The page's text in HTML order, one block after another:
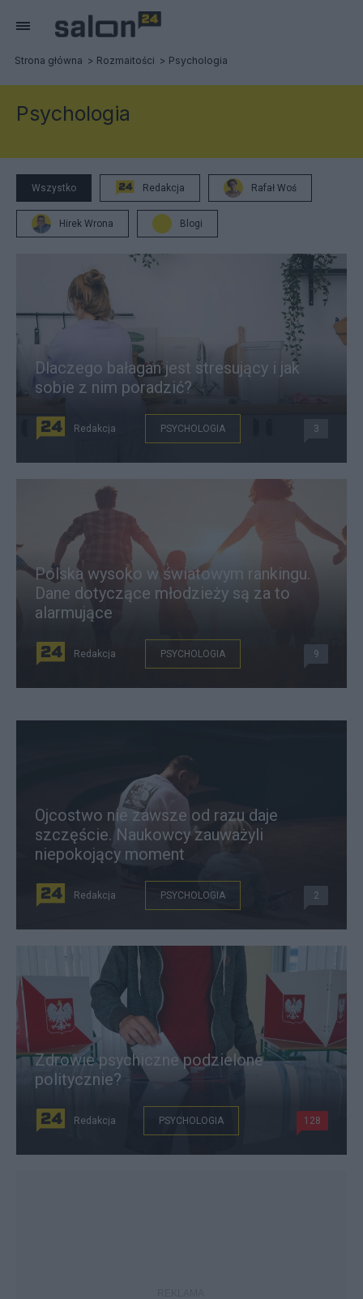
Strona główna Rozmaitości Psychologia
Psychologia
Wszystko Redakcja Rafał Woś
Hirek Wrona Blogi
Dlaczego bałagan jest stresujący i jak
sobie z nim poradzić?
Redakcja PSYCHOLOGIA 3
Polska wysoko w światowym rankingu.
Dane dotyczące młodzieży są za to
alarmujące
Redakcja PSYCHOLOGIA 9
Ojcostwo nie zawsze od razu daje
szczęście. Naukowcy zauważyli
niepokojący moment
Redakcja PSYCHOLOGIA 2
Zdrowie psychiczne podzielone
politycznie?
Redakcja PSYCHOLOGIA 128